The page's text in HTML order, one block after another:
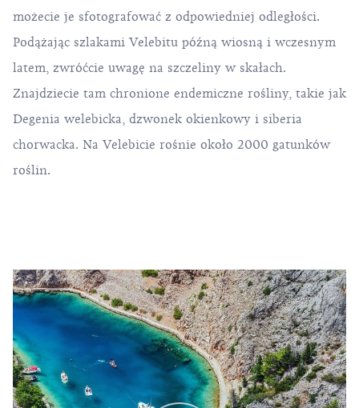
możecie je sfotografować z odpowiedniej odległości.
Podążając szlakami Velebitu późną wiosną i wczesnym
latem, zwróćcie uwagę na szczeliny w skałach.
Znajdziecie tam chronione endemiczne rośliny, takie jak
Degenia welebicka, dzwonek okienkowy i siberia
chorwacka. Na Velebicie rośnie około 2000 gatunków
roślin.